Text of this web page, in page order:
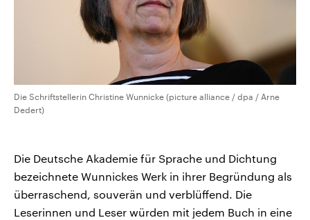
Die Schriftstellerin Christine Wunnicke (picture alliance / dpa / Arne
Dedert)
Die Deutsche Akademie für Sprache und Dichtung
bezeichnete Wunnickes Werk in ihrer Begründung als
überraschend, souverän und verblüffend. Die
Leserinnen und Leser würden mit jedem Buch in eine